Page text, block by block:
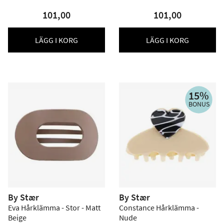
101,00
LÄGG I KORG
101,00
LÄGG I KORG
By Stær
Eva Hårklämma - Stor - Matt
Beige
15%
BONUS
By Stær
Constance Hårklämma -
Nude